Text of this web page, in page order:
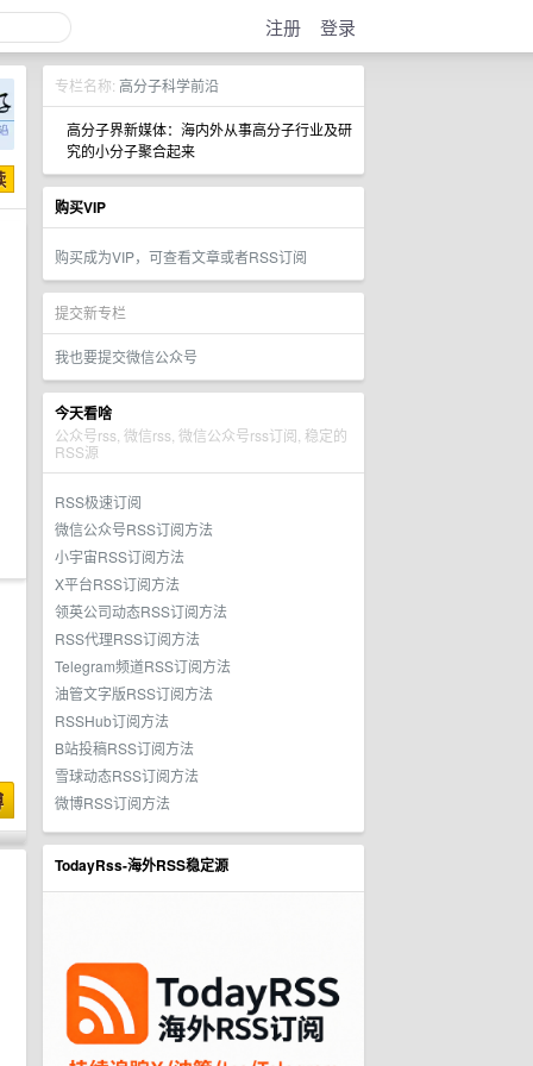
注册 登录
专栏名称: 高分子科学前沿
高分子界新媒体：海内外从事高分子行业及研
究的小分子聚合起来
购买VIP
购买成为VIP，可查看文章或者RSS订阅
提交新专栏
我也要提交微信公众号
今天看啥
公众号rss, 微信rss, 微信公众号rss订阅, 稳定的
RSS源
RSS极速订阅
微信公众号RSS订阅方法
小宇宙RSS订阅方法
X平台RSS订阅方法
领英公司动态RSS订阅方法
RSS代理RSS订阅方法
Telegram频道RSS订阅方法
油管文字版RSS订阅方法
RSSHub订阅方法
B站投稿RSS订阅方法
雪球动态RSS订阅方法
微博RSS订阅方法
TodayRss-海外RSS稳定源